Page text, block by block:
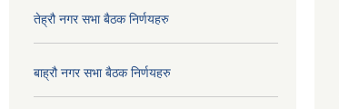
तेह्रौ नगर सभा बैठक निर्णयहरु
बाह्रौ नगर सभा बैठक निर्णयहरु